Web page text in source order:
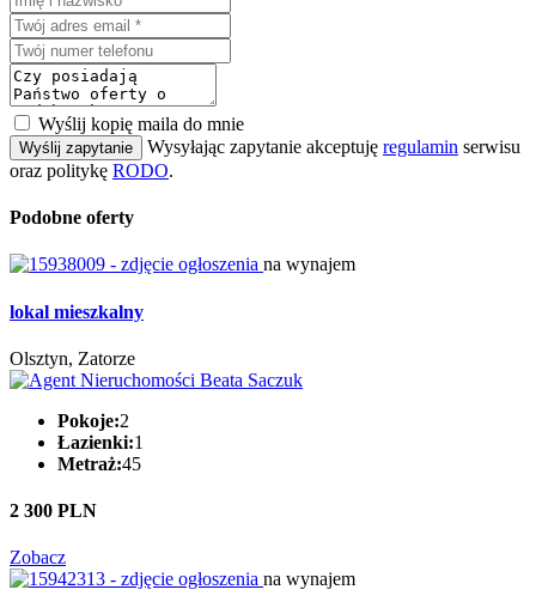
Wyślij kopię maila do mnie
Wyślij zapytanie Wysyłając zapytanie akceptuję regulamin serwisu
oraz politykę RODO.
Podobne oferty
na wynajem
lokal mieszkalny
Olsztyn, Zatorze
Pokoje:2
Łazienki:1
Metraż:45
2 300 PLN
Zobacz
na wynajem